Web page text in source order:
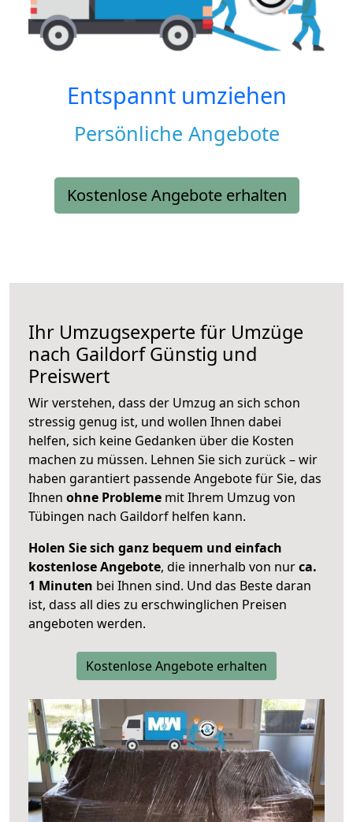
Entspannt umziehen
Persönliche Angebote
Kostenlose Angebote erhalten
Ihr Umzugsexperte für Umzüge
nach GaildorfGünstig und
Preiswert
Wir verstehen, dass der Umzug an sich schon
stressig genug ist, und wollen Ihnen dabei
helfen, sich keine Gedanken über die Kosten
machen zu müssen. Lehnen Sie sich zurück – wir
haben garantiert passende Angebote für Sie, das
Ihnen ohne Probleme mit Ihrem Umzug von
Tübingen nach Gaildorf helfen kann.
Holen Sie sich ganz bequem und einfach
kostenlose Angebote, die innerhalb von nurca.
1 Minuten bei Ihnen sind. Und das Beste daran
ist, dass all dies zu erschwinglichen Preisen
angeboten werden.
Kostenlose Angebote erhalten